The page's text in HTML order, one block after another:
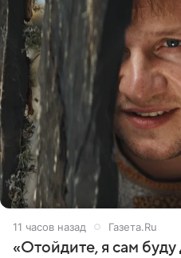
11 часов назад Газета.Ru
«Отойдите, я сам